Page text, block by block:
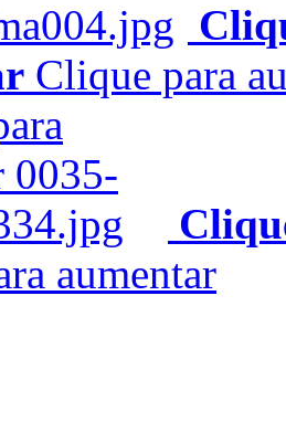
Clique para
aumentar